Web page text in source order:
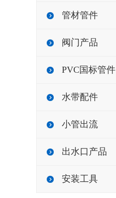
管材管件
阀门产品
PVC国标管件
水带配件
小管出流
出水口产品
安装工具